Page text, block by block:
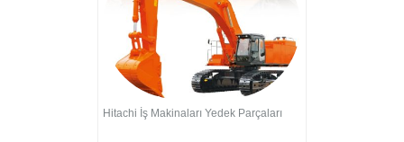
Hitachi İş Makinaları Yedek Parçaları